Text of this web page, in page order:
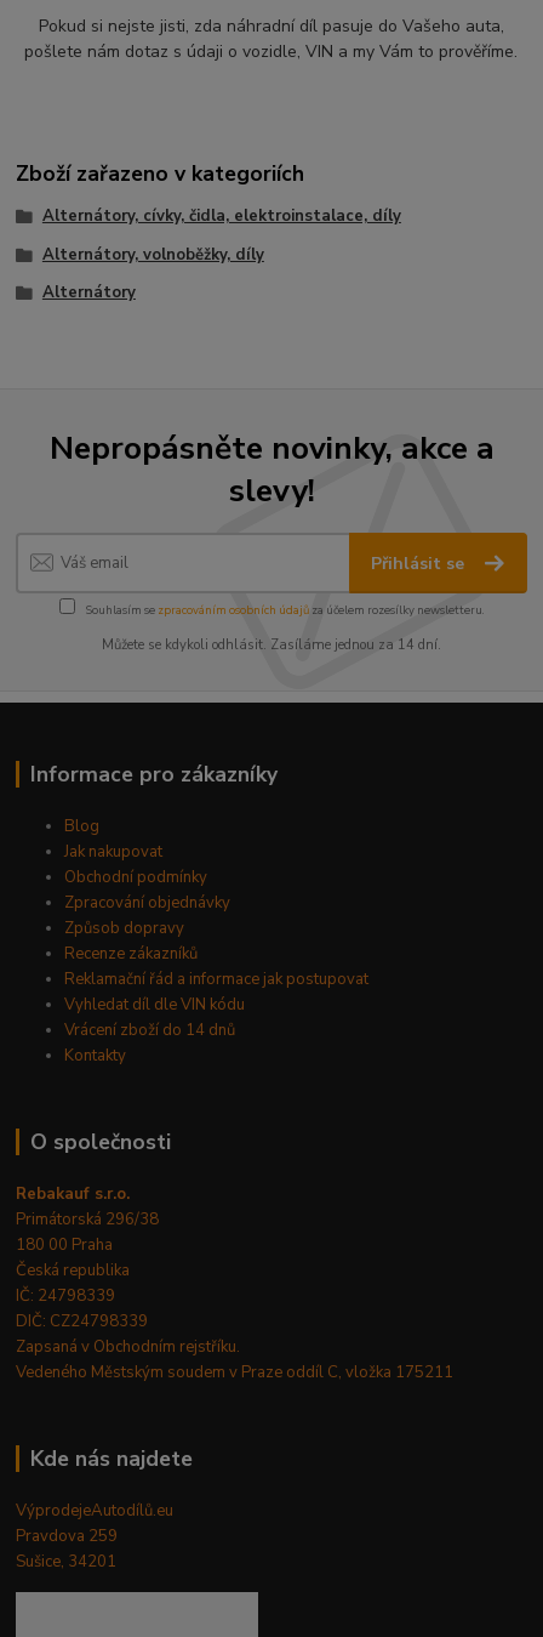
Pokud si nejste jisti, zda náhradní díl pasuje do Vašeho auta,
pošlete nám dotaz s údaji o vozidle, VIN a my Vám to prověříme.
Zboží zařazeno v kategoriích
Alternátory, cívky, čidla, elektroinstalace, díly
Alternátory, volnoběžky, díly
Alternátory
Nepropásněte novinky, akce a
slevy!
Přihlásit se
Souhlasím se zpracováním osobních údajůza účelem rozesílky newsletteru.
Můžete se kdykoli odhlásit. Zasíláme jednou za 14 dní.
Informace pro zákazníky
Blog
Jak nakupovat
Obchodní podmínky
Zpracování objednávky
Způsob dopravy
Recenze zákazníků
Reklamační řád a informace jak postupovat
Vyhledat díl dle VIN kódu
Vrácení zboží do 14 dnů
Kontakty
O společnosti
Rebakauf s.r.o.
Primátorská 296/38
180 00 Praha
Česká republika
IČ: 24798339
DIČ: CZ24798339
Zapsaná v Obchodním rejstříku.
Vedeného Městským soudem v Praze oddíl C, vložka 175211
Kde nás najdete
VýprodejeAutodílů.eu
Pravdova 259
Sušice, 34201